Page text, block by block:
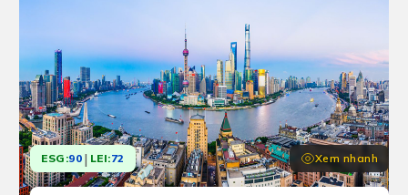
ESG:90 | LEI:72 Xem nhanh